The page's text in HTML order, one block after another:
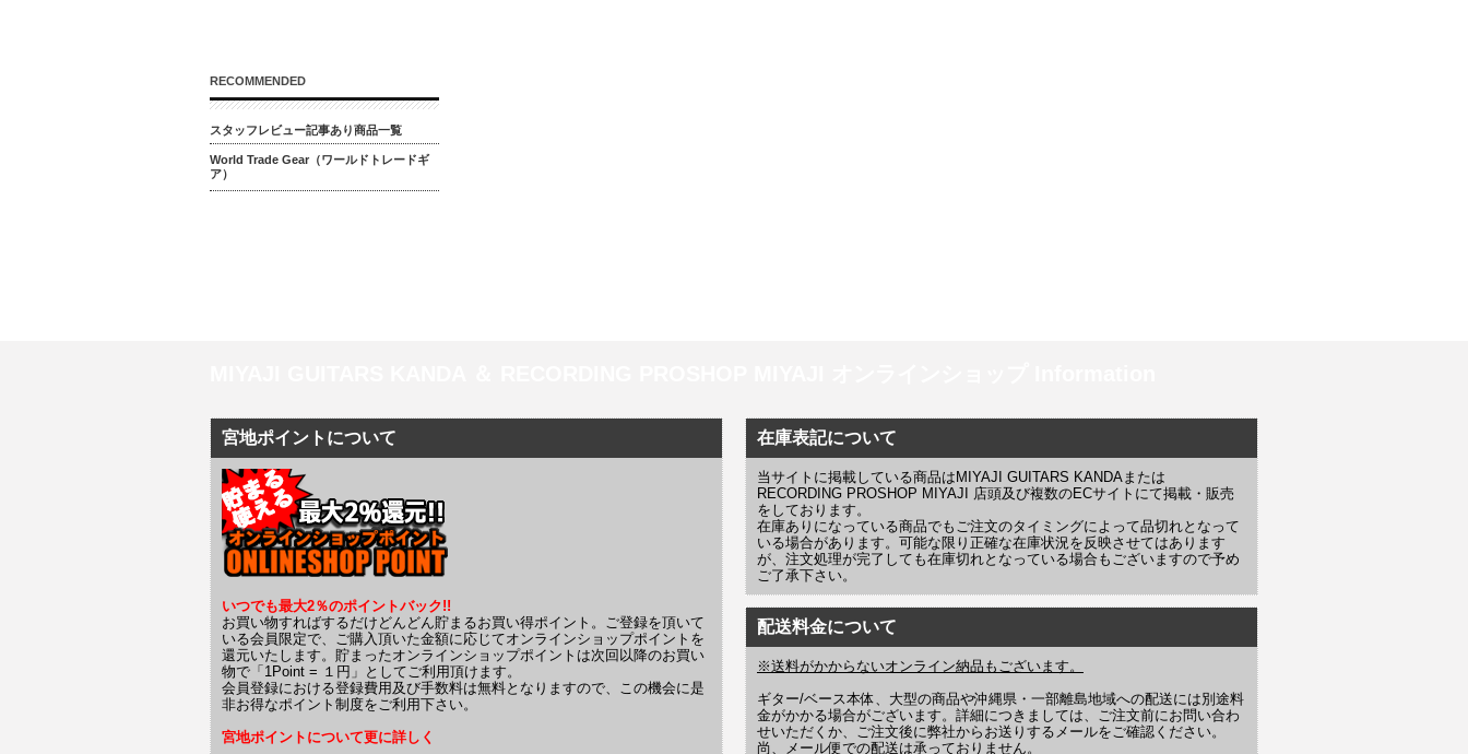
RECOMMENDED
スタッフレビュー記事あり商品一覧
World Trade Gear（ワールドトレードギ
ア）
宮地ポイントについて
いつでも最大2％のポイントバック!!
お買い物すればするだけどんどん貯まるお買い得ポイント。ご登録を頂いて
いる会員限定で、ご購入頂いた金額に応じてオンラインショップポイントを
還元いたします。貯まったオンラインショップポイントは次回以降のお買い
物で「1Point = １円」としてご利用頂けます。
会員登録における登録費用及び手数料は無料となりますので、この機会に是
非お得なポイント制度をご利用下さい。
宮地ポイントについて更に詳しく
在庫表記について
当サイトに掲載している商品はMIYAJI GUITARS KANDAまたは
RECORDING PROSHOP MIYAJI 店頭及び複数のECサイトにて掲載・販売
をしております。
在庫ありになっている商品でもご注文のタイミングによって品切れとなって
いる場合があります。可能な限り正確な在庫状況を反映させてはあります
が、注文処理が完了しても在庫切れとなっている場合もございますので予め
ご了承下さい。
配送料金について
※送料がかからないオンライン納品もございます。
ギター/ベース本体、大型の商品や沖縄県・一部離島地域への配送には別途料
金がかかる場合がございます。詳細につきましては、ご注文前にお問い合わ
せいただくか、ご注文後に弊社からお送りするメールをご確認ください。
尚、メール便での配送は承っておりません。